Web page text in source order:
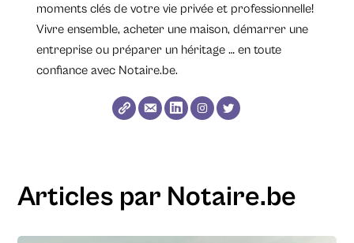
moments clés de votre vie privée et professionnelle!
Vivre ensemble, acheter une maison, démarrer une
entreprise ou préparer un héritage … en toute
confiance avec Notaire.be.
Articles par Notaire.be